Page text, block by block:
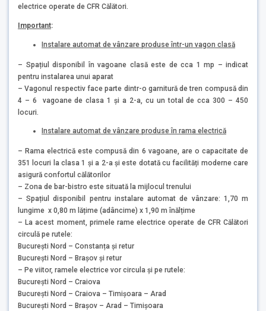
electrice operate de CFR Călători.
Important:
Instalare automat de vânzare produse într-un vagon clasă
– Spațiul disponibil în vagoane clasă este de cca 1 mp – indicat
pentru instalarea unui aparat
– Vagonul respectiv face parte dintr-o garnitură de tren compusă din
4 – 6 vagoane de clasa 1 și a 2-a, cu un total de cca 300 – 450
locuri.
Instalare automat de vânzare produse în rama electrică
– Rama electrică este compusă din 6 vagoane, are o capacitate de
351 locuri la clasa 1 și a 2-a și este dotată cu facilități moderne care
asigură confortul călătorilor
– Zona de bar-bistro este situată la mijlocul trenului
– Spațiul disponibil pentru instalare automat de vânzare: 1,70 m
lungime x 0,80 m lățime (adâncime) x 1,90 m înălțime
– La acest moment, primele rame electrice operate de CFR Călători
circulă pe rutele:
București Nord – Constanța și retur
București Nord – Brașov și retur
– Pe viitor, ramele electrice vor circula și pe rutele:
București Nord – Craiova
București Nord – Craiova – Timișoara – Arad
București Nord – Brașov – Arad – Timișoara